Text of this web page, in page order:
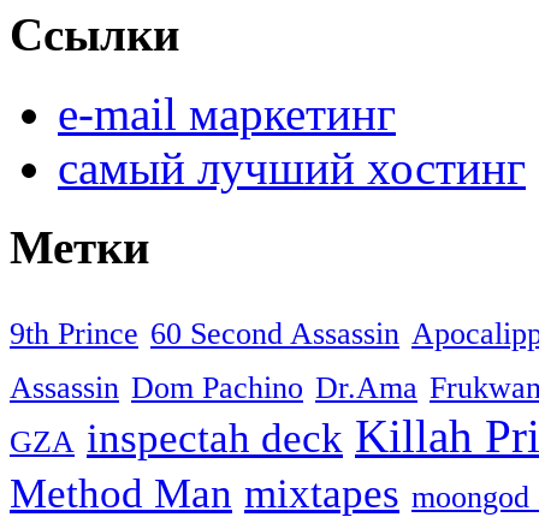
Ссылки
e-mail маркетинг
самый лучший хостинг
Метки
9th Prince 60 Second Assassin
Assassin Dom Pachino Dr.Ama
GZA inspectah deck Killah
Method Man mixtapes moongod